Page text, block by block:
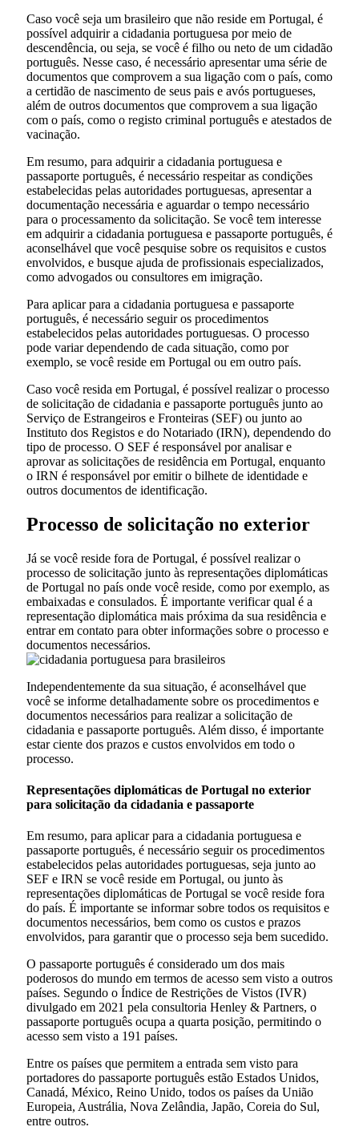
Caso você seja um brasileiro que não reside em Portugal, é
possível adquirir a cidadania portuguesa por meio de
descendência, ou seja, se você é filho ou neto de um cidadão
português. Nesse caso, é necessário apresentar uma série de
documentos que comprovem a sua ligação com o país, como
a certidão de nascimento de seus pais e avós portugueses,
além de outros documentos que comprovem a sua ligação
com o país, como o registo criminal português e atestados de
vacinação.
Em resumo, para adquirir a cidadania portuguesa e
passaporte português, é necessário respeitar as condições
estabelecidas pelas autoridades portuguesas, apresentar a
documentação necessária e aguardar o tempo necessário
para o processamento da solicitação. Se você tem interesse
em adquirir a cidadania portuguesa e passaporte português, é
aconselhável que você pesquise sobre os requisitos e custos
envolvidos, e busque ajuda de profissionais especializados,
como advogados ou consultores em imigração.
Para aplicar para a cidadania portuguesa e passaporte
português, é necessário seguir os procedimentos
estabelecidos pelas autoridades portuguesas. O processo
pode variar dependendo de cada situação, como por
exemplo, se você reside em Portugal ou em outro país.
Caso você resida em Portugal, é possível realizar o processo
de solicitação de cidadania e passaporte português junto ao
Serviço de Estrangeiros e Fronteiras (SEF) ou junto ao
Instituto dos Registos e do Notariado (IRN), dependendo do
tipo de processo. O SEF é responsável por analisar e
aprovar as solicitações de residência em Portugal, enquanto
o IRN é responsável por emitir o bilhete de identidade e
outros documentos de identificação.
Processo de solicitação no exterior
Já se você reside fora de Portugal, é possível realizar o
processo de solicitação junto às representações diplomáticas
de Portugal no país onde você reside, como por exemplo, as
embaixadas e consulados. É importante verificar qual é a
representação diplomática mais próxima da sua residência e
entrar em contato para obter informações sobre o processo e
documentos necessários.
Independentemente da sua situação, é aconselhável que
você se informe detalhadamente sobre os procedimentos e
documentos necessários para realizar a solicitação de
cidadania e passaporte português. Além disso, é importante
estar ciente dos prazos e custos envolvidos em todo o
processo.
Representações diplomáticas de Portugal no exterior
para solicitação da cidadania e passaporte
Em resumo, para aplicar para a cidadania portuguesa e
passaporte português, é necessário seguir os procedimentos
estabelecidos pelas autoridades portuguesas, seja junto ao
SEF e IRN se você reside em Portugal, ou junto às
representações diplomáticas de Portugal se você reside fora
do país. É importante se informar sobre todos os requisitos e
documentos necessários, bem como os custos e prazos
envolvidos, para garantir que o processo seja bem sucedido.
O passaporte português é considerado um dos mais
poderosos do mundo em termos de acesso sem visto a outros
países. Segundo o Índice de Restrições de Vistos (IVR)
divulgado em 2021 pela consultoria Henley & Partners, o
passaporte português ocupa a quarta posição, permitindo o
acesso sem visto a 191 países.
Entre os países que permitem a entrada sem visto para
portadores do passaporte português estão Estados Unidos,
Canadá, México, Reino Unido, todos os países da União
Europeia, Austrália, Nova Zelândia, Japão, Coreia do Sul,
entre outros.